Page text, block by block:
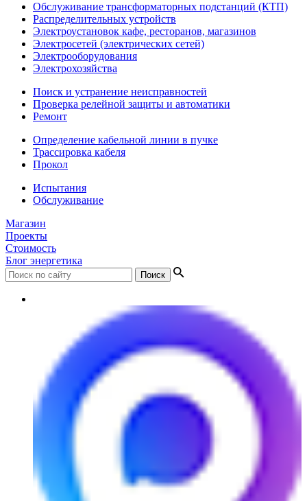
Обслуживание трансформаторных подстанций (КТП)
Распределительных устройств
Электроустановок кафе, ресторанов, магазинов
Электросетей (электрических сетей)
Электрооборудования
Электрохозяйства
Поиск и устранение неисправностей
Проверка релейной защиты и автоматики
Ремонт
Определение кабельной линии в пучке
Трассировка кабеля
Прокол
Испытания
Обслуживание
Магазин
Проекты
Стоимость
Блог энергетика